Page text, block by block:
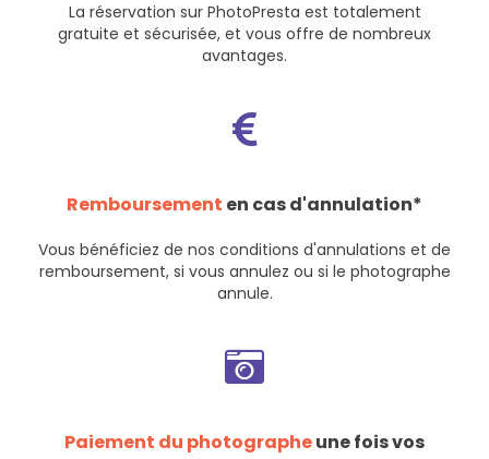
La réservation sur PhotoPresta est totalement
gratuite et sécurisée, et vous offre de nombreux
avantages.
Remboursement en cas d'annulation*
Vous bénéficiez de nos conditions d'annulations et de
remboursement, si vous annulez ou si le photographe
annule.
Paiement du photographeune fois vos